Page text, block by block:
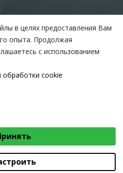
унитарное предприятие
маркетинга» - Все права защищены
предприятие «Витебский областной
в целях предоставления Вам
опыта. Продолжая
с использованием
cookie